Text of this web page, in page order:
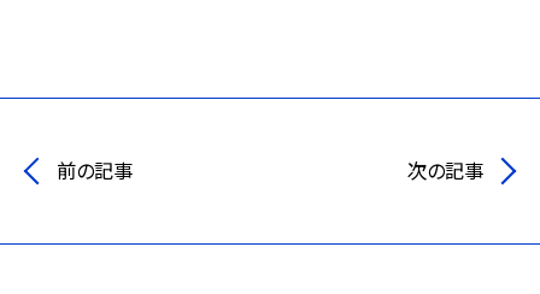
前の記事 次の記事